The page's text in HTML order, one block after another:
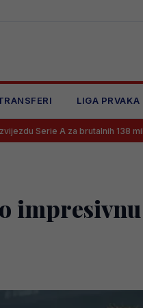
LIGA PRVAKA
brutalnih 138 mil. eura?!